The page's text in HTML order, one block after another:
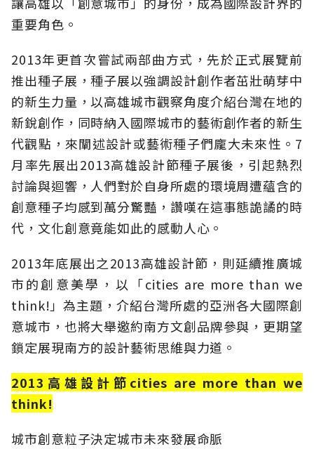
重要角色。
2013年更首次嘗試兩部曲方式，先於正式展覽前
推出種子展，種子展以強調設計創作者茁壯萌芽中
的新生力量，以高雄城市觀察角度介紹台灣在地的
新銳創作，同時納入國際城市的藝術創作者的新生
代觀點，來闡述設計或藝術種子們龐大未來性。7
月率先展出2013高雄設計節種子展後，引起熱烈
討論與迴響，人們對於自身所處的環境周遭蘊含的
創意種子均感到萬分驚豔，讚嘆在這事態詭譎的時
代，文化創意竟能如此的感動人心。
2013年底展出之2013高雄設計節，則延續推廣城
市的創意美學，以「cities are more than we
think!」為主題，介紹台灣所處的亞洲各大國際創
意城市，也將大舉邀約南方文創品牌參與，更期望
鎖定展現南方的設計藝術思維與力道。
2013高雄設計節cities are more than we
think!
城市創意粒子決定城市未來發展命脈